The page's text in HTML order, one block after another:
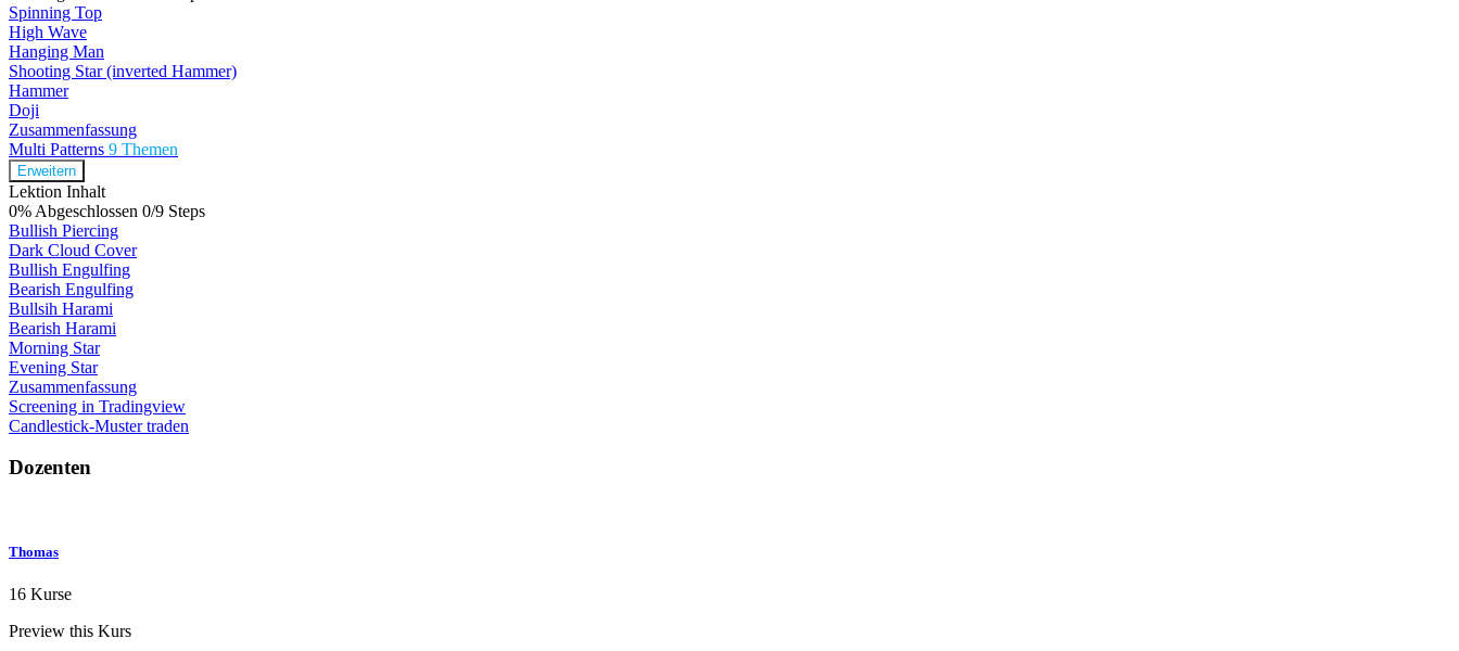
Spinning Top
High Wave
Hanging Man
Shooting Star (inverted Hammer)
Hammer
Doji
Zusammenfassung
Multi Patterns 9 Themen
Erweitern
Lektion Inhalt
0% Abgeschlossen 0/9 Steps
Bullish Piercing
Dark Cloud Cover
Bullish Engulfing
Bearish Engulfing
Bullsih Harami
Bearish Harami
Morning Star
Evening Star
Zusammenfassung
Screening in Tradingview
Candlestick-Muster traden
Dozenten
Thomas
16 Kurse
Preview this Kurs